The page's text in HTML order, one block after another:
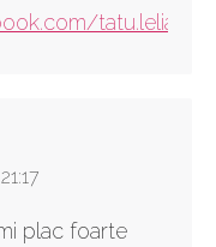
tatu.lelia
plac foarte